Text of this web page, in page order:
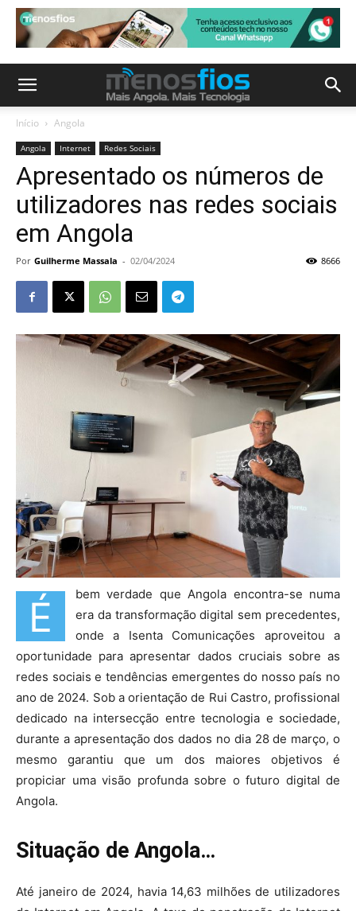
Início Angola
Angola Internet Redes Sociais
Apresentado os números de
utilizadores nas redes sociais
em Angola
Por Guilherme Massala - 02/04/2024 8666
É
bem verdade que Angola encontra-se numa
era da transformação digital sem precedentes,
onde a Isenta Comunicações aproveitou a
oportunidade para apresentar dados cruciais sobre as
redes sociais e tendências emergentes do nosso país no
ano de 2024. Sob a orientação de Rui Castro, profissional
dedicado na intersecção entre tecnologia e sociedade,
durante a apresentação dos dados no dia 28 de março, o
mesmo garantiu que um dos maiores objetivos é
propiciar uma visão profunda sobre o futuro digital de
Angola.
Situação de Angola…
Até janeiro de 2024, havia 14,63 milhões de utilizadores